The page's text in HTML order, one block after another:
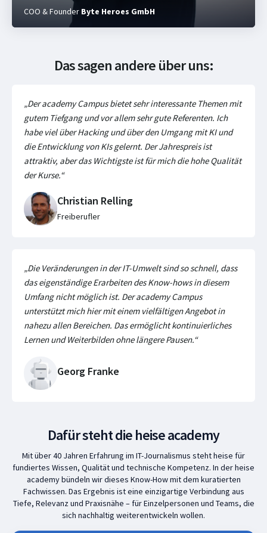
COO & Founder Byte Heroes GmbH
Das sagen andere über uns:
„Der academy Campus bietet sehr interessante Themen mit
gutem Tiefgang und vor allem sehr gute Referenten. Ich
habe viel über Hacking und über den Umgang mit KI und
die Entwicklung von KIs gelernt. Der Jahrespreis ist
attraktiv, aber das Wichtigste ist für mich die hohe Qualität
der Kurse.“
Christian Relling
Freiberufler
„Die Veränderungen in der IT-Umwelt sind so schnell, dass
das eigenständige Erarbeiten des Know-hows in diesem
Umfang nicht möglich ist. Der academy Campus
unterstützt mich hier mit einem vielfältigen Angebot in
nahezu allen Bereichen. Das ermöglicht kontinuierliches
Lernen und Weiterbilden ohne längere Pausen.“
Georg Franke
Dafür steht die heise academy
Mit über 40 Jahren Erfahrung im IT-Journalismus steht heise für
fundiertes Wissen, Qualität und technische Kompetenz. In der heise
academy bündeln wir dieses Know-How mit dem kuratierten
Fachwissen. Das Ergebnis ist eine einzigartige Verbindung aus
Tiefe, Relevanz und Praxisnähe – für Einzelpersonen und Teams, die
sich nachhaltig weiterentwickeln wollen.